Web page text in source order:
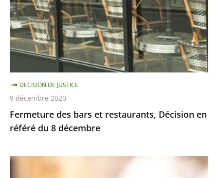
restaurants,
Décision
en
référé
8
décembre
Fermeture des bars et restaurants, Décision en
référé du 8 décembre
DÉCISION DE JUSTICE
9 décembre 2020
Limite